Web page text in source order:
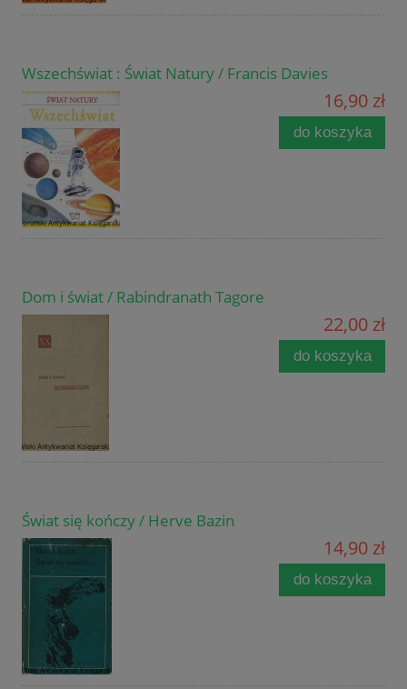
Wszechświat : Świat Natury / Francis Davies
16,90 zł
do koszyka
Dom i świat / Rabindranath Tagore
22,00 zł
do koszyka
Świat się kończy / Herve Bazin
14,90 zł
do koszyka